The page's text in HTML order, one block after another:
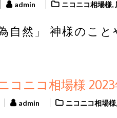
admin ニコニコ相場様,
自然」 神様のこ
コニコ相場様 2023
admin ニコニコ相場様,